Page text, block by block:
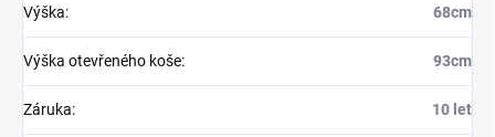
Výška: 68cm
Výška otevřeného koše: 93cm
Záruka: 10 let